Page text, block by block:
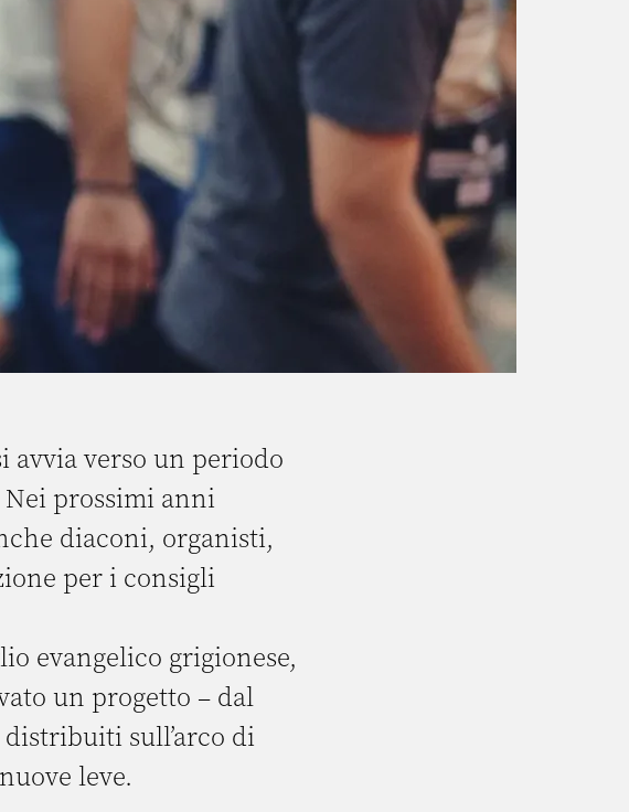
avvia verso un periodo
Nei prossimi anni
diaconi, organisti,
per i consigli
evangelico grigionese,
un progetto – dal
sull’arco di
leve.